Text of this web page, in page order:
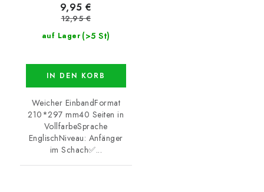
auf Lager (>5 St)
9,95 €
12,95 €
IN DEN KORB
Weicher EinbandFormat
210*297 mm40 Seiten in
VollfarbeSprache
EnglischNiveau: Anfänger
im Schach✅...